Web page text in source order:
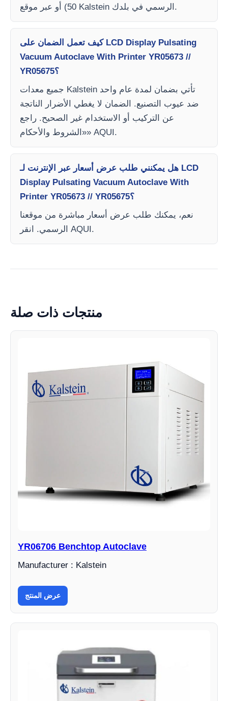
50) أو عبر موقع Kalstein الرسمي في بلدك.
كيف تعمل الضمان على LCD Display Pulsating
Vacuum Autoclave With Printer YR05673 //
YR05675؟
جميع معدات Kalstein تأتي بضمان لمدة عام واحد
ضد عيوب التصنيع. الضمان لا يغطي الأضرار الناتجة
عن التركيب أو الاستخدام غير الصحيح. راجع
«الشروط والأحكام» AQUI.
هل يمكنني طلب عرض أسعار عبر الإنترنت لـ LCD
Display Pulsating Vacuum Autoclave With
Printer YR05673 // YR05675؟
نعم، يمكنك طلب عرض أسعار مباشرة من موقعنا
الرسمي. انقر AQUI.
منتجات ذات صلة
YR06706 Benchtop Autoclave
Manufacturer : Kalstein
عرض المنتج